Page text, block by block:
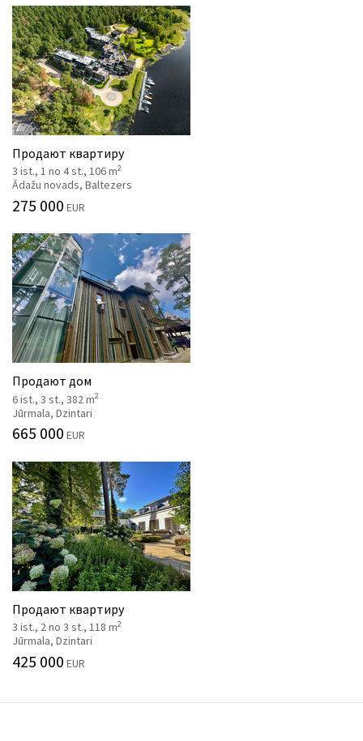
Продают квартиру
3 ist., 1 no 4 st., 106 m2
Ādažu novads, Baltezers
275 000 EUR
Продают дом
6 ist., 3 st., 382 m2
Jūrmala, Dzintari
665 000 EUR
Продают квартиру
3 ist., 2 no 3 st., 118 m2
Jūrmala, Dzintari
425 000 EUR